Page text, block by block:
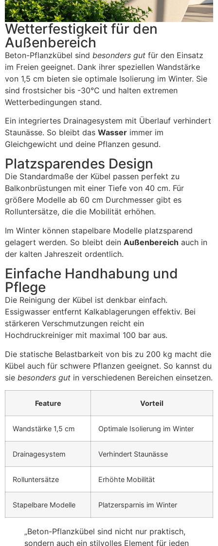
Wetterfestigkeit für den
Außenbereich
Beton-Pflanzkübel sind besonders gut für den Einsatz
im Freien geeignet. Dank ihrer speziellen Wandstärke
von 1,5 cm bieten sie optimale Isolierung im Winter. Sie
sind frostsicher bis -30°C und halten extremen
Wetterbedingungen stand.
Ein integriertes Drainagesystem mit Überlauf verhindert
Staunässe. So bleibt das Wasser immer im
Gleichgewicht und deine Pflanzen gesund.
Platzsparendes Design
Die Standardmaße der Kübel passen perfekt zu
Balkonbrüstungen mit einer Tiefe von 40 cm. Für
größere Modelle ab 60 cm Durchmesser gibt es
Rolluntersätze, die die Mobilität erhöhen.
Im Winter können stapelbare Modelle platzsparend
gelagert werden. So bleibt dein Außenbereich auch in
der kalten Jahreszeit ordentlich.
Einfache Handhabung und
Pflege
Die Reinigung der Kübel ist denkbar einfach.
Essigwasser entfernt Kalkablagerungen effektiv. Bei
stärkeren Verschmutzungen reicht ein
Hochdruckreiniger mit maximal 100 bar aus.
Die statische Belastbarkeit von bis zu 200 kg macht die
Kübel auch für schwere Pflanzen geeignet. So kannst du
sie besonders gut in verschiedenen Bereichen einsetzen.
Feature Vorteil
Wandstärke 1,5 cm Optimale Isolierung im Winter
Drainagesystem Verhindert Staunässe
Rolluntersätze Erhöhte Mobilität
Stapelbare Modelle Platzersparnis im Winter
„Beton-Pflanzkübel sind nicht nur praktisch,
sondern auch ein stilvolles Element für jeden